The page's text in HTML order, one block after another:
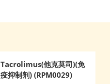
Tacrolimus(他克莫司)(免
疫抑制剂) (RPM0029)